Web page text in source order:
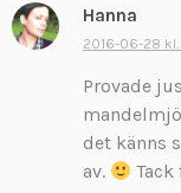
Hanna
k
i
v
e
r
2016-06-28 kl.
Provade
det känns
av.